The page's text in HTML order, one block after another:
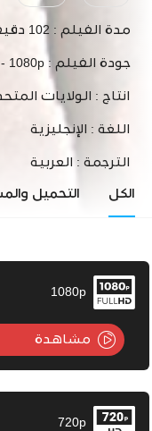
مدة الفيلم : 102 دقيقة
جودة الفيلم : 1080p
انتاج : الولايات
اللغة : الإنجليزية
الترجمة : العربية
الكل التحميل
1080p
مشاهدة
720p